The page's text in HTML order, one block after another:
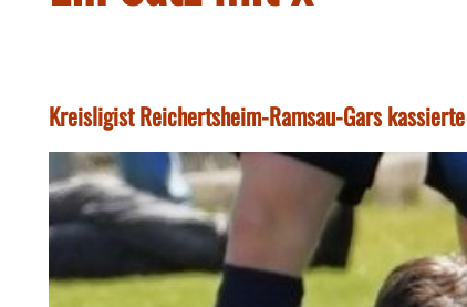
Kreisligist Reichertsheim-Ramsau-Gars